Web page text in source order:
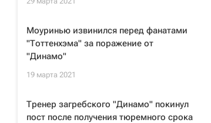
Моуринью извинился перед фанатами
"Тоттенхэма" за поражение от
"Динамо"
19 марта 2021
Тренер загребского "Динамо" покинул
пост после получения тюремного срока